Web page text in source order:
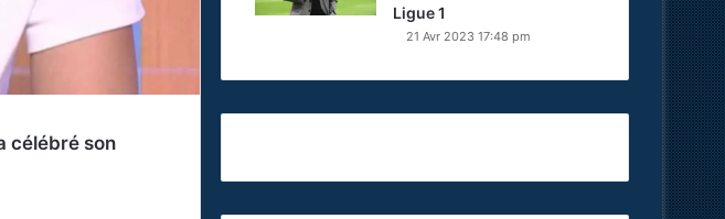
célébré son
Ligue 1
21 Avr 2023 17:48 pm